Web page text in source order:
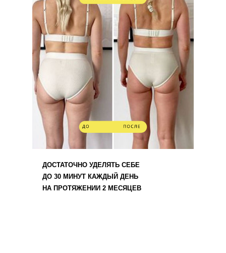
ДОСТАТОЧНО УДЕЛЯТЬ СЕБЕ
ДО 30 МИНУТ КАЖДЫЙ ДЕНЬ
НА ПРОТЯЖЕНИИ 2 МЕСЯЦЕВ